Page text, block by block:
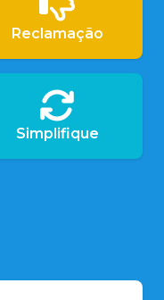
Reclamação
Simplifique